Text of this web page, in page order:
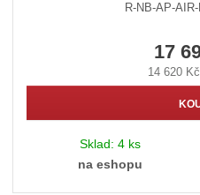
R-NB-AP-
17
14 620
Sklad: 4 ks
na eshopu